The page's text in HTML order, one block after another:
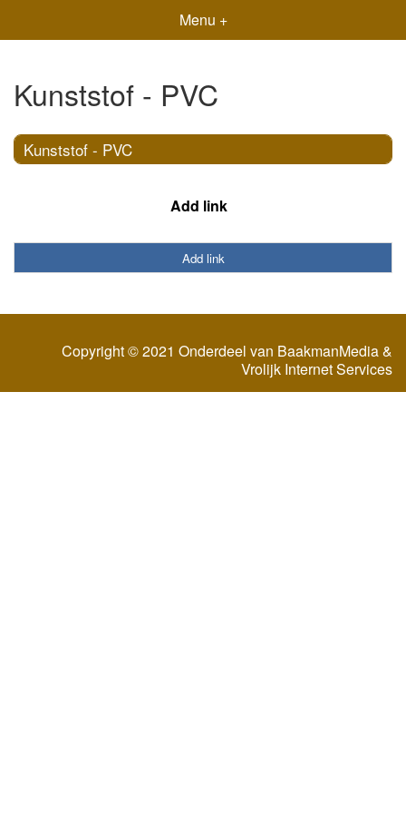
Menu +
Kunststof - PVC
Kunststof - PVC
Add link
Add link
Copyright © 2021 Onderdeel van BaakmanMedia&
Vrolijk Internet Services